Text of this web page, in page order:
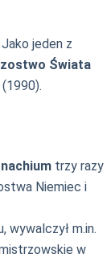
jeden z
Świata
trzy razy
Niemiec i
wywalczył m.in.
w